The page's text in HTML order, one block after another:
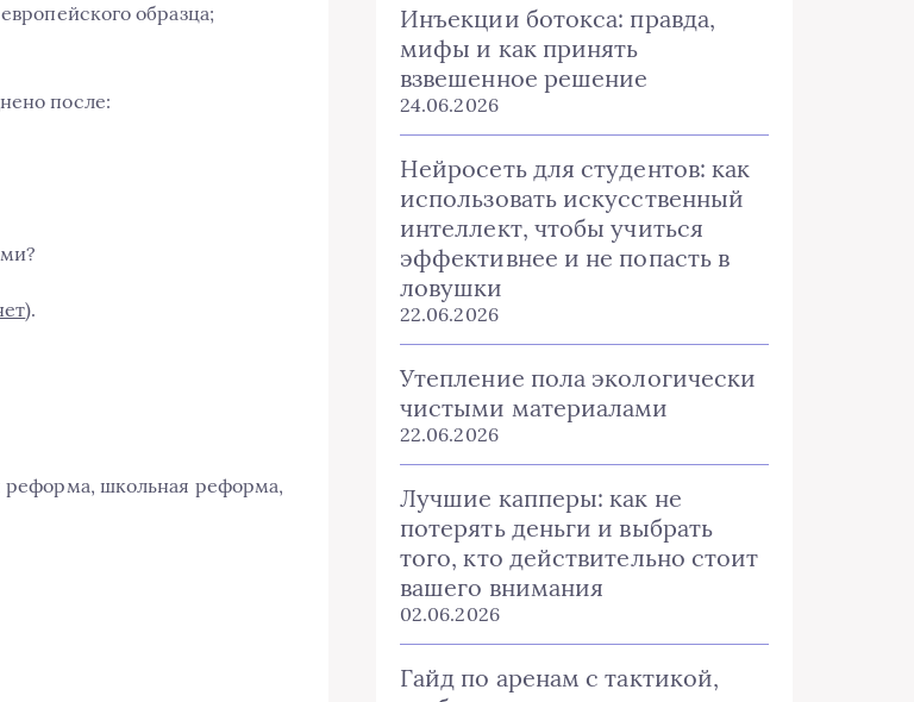
образца;
после:
).
реформа, школьная реформа,
Инъекции ботокса: правда,
мифы и как принять
взвешенное решение
24.06.2026
Нейросеть для студентов: как
использовать искусственный
интеллект, чтобы учиться
эффективнее и не попасть в
ловушки
22.06.2026
Утепление пола экологически
чистыми материалами
22.06.2026
Лучшие капперы: как не
потерять деньги и выбрать
того, кто действительно стоит
вашего внимания
02.06.2026
Гайд по аренам с тактикой,